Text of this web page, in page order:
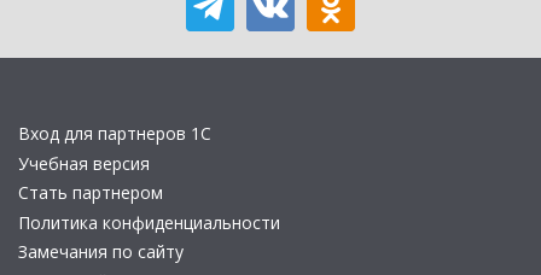
Вход для партнеров 1С
Учебная версия
Стать партнером
Политика конфиденциальности
Замечания по сайту